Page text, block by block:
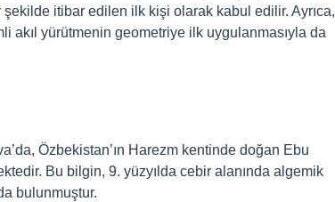
itibar edilen ilk kişi olarak kabul edilir. Ayrıca,
akıl yürütmenin geometriye ilk uygulanmasıyla da
Özbekistan’ın Harezm kentinde doğan Ebu
Bu bilgin, 9. yüzyılda cebir alanında algemik
bulunmuştur.